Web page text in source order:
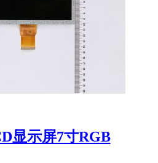
显示屏7寸RGB